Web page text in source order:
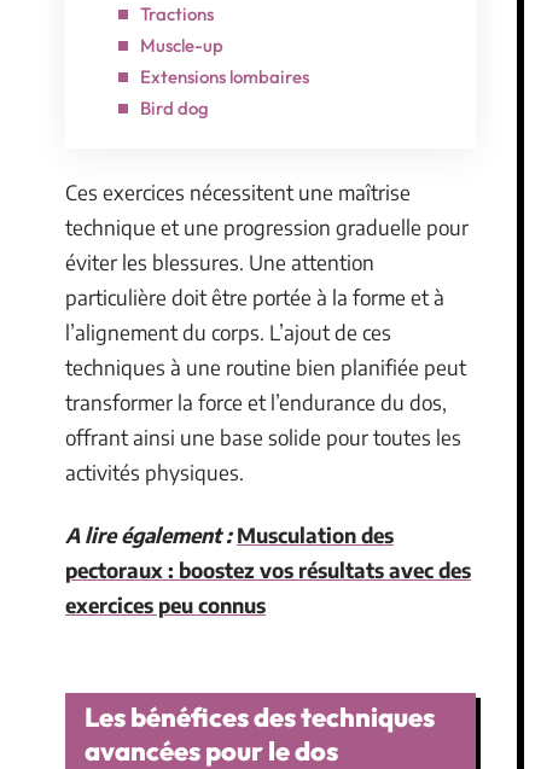
Tractions
Muscle-up
Extensions lombaires
Bird dog
Ces exercices nécessitent une maîtrise
technique et une progression graduelle pour
éviter les blessures. Une attention
particulière doit être portée à la forme et à
l’alignement du corps. L’ajout de ces
techniques à une routine bien planifiée peut
transformer la force et l’endurance du dos,
offrant ainsi une base solide pour toutes les
activités physiques.
A lire également : Musculation des
pectoraux : boostez vos résultats avec des
exercices peu connus
Les bénéfices des techniques
avancées pour le dos